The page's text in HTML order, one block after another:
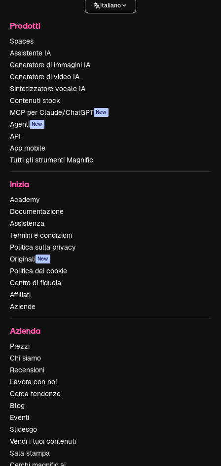
Italiano
Prodotti
Spaces
Assistente IA
Generatore di immagini IA
Generatore di video IA
Sintetizzatore vocale IA
Contenuti stock
MCP per Claude/ChatGPT New
Agenti New
API
App mobile
Tutti gli strumenti Magnific
Inizia
Academy
Documentazione
Assistenza
Termini e condizioni
Politica sulla privacy
Originali New
Politica dei cookie
Centro di fiducia
Affiliati
Aziende
Azienda
Prezzi
Chi siamo
Recensioni
Lavora con noi
Cerca tendenze
Blog
Eventi
Slidesgo
Vendi i tuoi contenuti
Sala stampa